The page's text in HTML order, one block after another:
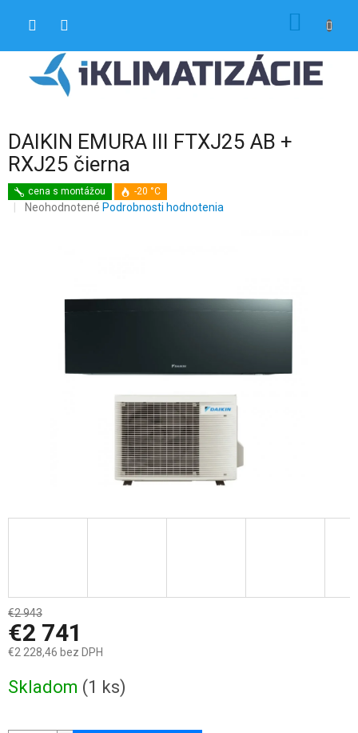
DAIKIN EMURA III FTXJ25 AB +
RXJ25 čierna
cena s montážou -20 °C
Priemerné
hviezdičiek.
Neohodnotené Podrobnosti hodnotenia
€2 943
€2 741
€2 228,46 bez DPH
cena:
Skladom (1 ks)